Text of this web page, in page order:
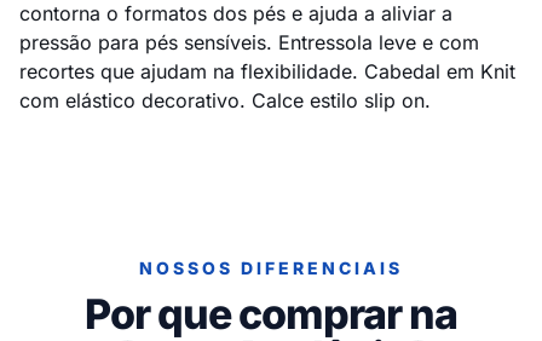
contorna o formatos dos pés e ajuda a aliviar a
pressão para pés sensíveis. Entressola leve e com
recortes que ajudam na flexibilidade. Cabedal em Knit
com elástico decorativo. Calce estilo slip on.
NOSSOS DIFERENCIAIS
Por que comprar na